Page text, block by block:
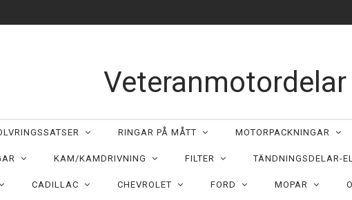
Veteranmotordelar
RINGAR PÅ MÅTT MOTORPACKNINGAR
KAM/KAMDRIVNING FILTER TÄNDNINGSDELAR-
CADILLAC CHEVROLET FORD MOPAR